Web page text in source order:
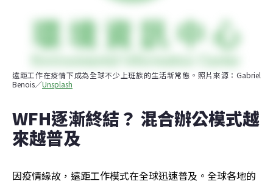
遠距工作在疫情下成為全球不少上班族的生活新常態。照片來源：Gabriel
Benois／Unsplash
WFH逐漸終結？ 混合辦公模式越
來越普及
因疫情緣故，遠距工作模式在全球迅速普及。全球各地的